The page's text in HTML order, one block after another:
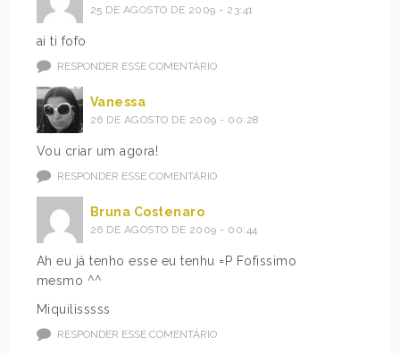
25 DE AGOSTO DE 2009 - 23:41
ai ti fofo
RESPONDER ESSE COMENTÁRIO
Vanessa
26 DE AGOSTO DE 2009 - 00:28
Vou criar um agora!
RESPONDER ESSE COMENTÁRIO
Bruna Costenaro
26 DE AGOSTO DE 2009 - 00:44
Ah eu já tenho esse eu tenhu =P Fofissimo
mesmo ^^
Miquilisssss
RESPONDER ESSE COMENTÁRIO